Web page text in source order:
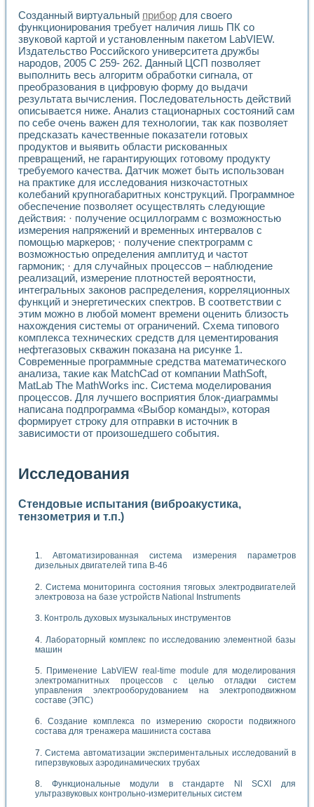
Созданный виртуальный прибор для своего
функционирования требует наличия лишь ПК со
звуковой картой и установленным пакетом LabVIEW.
Издательство Российского университета дружбы
народов, 2005 С 259- 262. Данный ЦСП позволяет
выполнить весь алгоритм обработки сигнала, от
преобразования в цифровую форму до выдачи
результата вычисления. Последовательность действий
описывается ниже. Анализ стационарных состояний сам
по себе очень важен для технологии, так как позволяет
предсказать качественные показатели готовых
продуктов и выявить области рискованных
превращений, не гарантирующих готовому продукту
требуемого качества. Датчик может быть использован
на практике для исследования низкочастотных
колебаний крупногабаритных конструкций. Программное
обеспечение позволяет осуществлять следующие
действия: · получение осциллограмм с возможностью
измерения напряжений и временных интервалов с
помощью маркеров; · получение спектрограмм с
возможностью определения амплитуд и частот
гармоник; · для случайных процессов – наблюдение
реализаций, измерение плотностей вероятности,
интегральных законов распределения, корреляционных
функций и энергетических спектров. В соответствии с
этим можно в любой момент времени оценить близость
нахождения системы от ограничений. Схема типового
комплекса технических средств для цементирования
нефтегазовых скважин показана на рисунке 1.
Современные программные средства математического
анализа, такие как MatchCad от компании MathSoft,
MatLab The MathWorks inc. Система моделирования
процессов. Для лучшего восприятия блок-диаграммы
написана подпрограмма «Выбор команды», которая
формирует строку для отправки в источник в
зависимости от произошедшего события.
Исследования
Стендовые испытания (виброакустика,
тензометрия и т.п.)
Автоматизированная система измерения параметров
дизельных двигателей типа В-46
Система мониторинга состояния тяговых электродвигателей
электровоза на базе устройств National Instruments
Контроль духовых музыкальных инструментов
Лабораторный комплекс по исследованию элементной базы
машин
Применение LabVIEW real-time module для моделирования
электромагнитных процессов с целью отладки систем
управления электрооборудованием на электроподвижном
составе (ЭПС)
Создание комплекса по измерению скорости подвижного
состава для тренажера машиниста состава
Система автоматизации экспериментальных исследований в
гиперзвуковых аэродинамических трубах
Функциональные модули в стандарте Nl SCXI для
ультразвуковых контрольно-измерительных систем